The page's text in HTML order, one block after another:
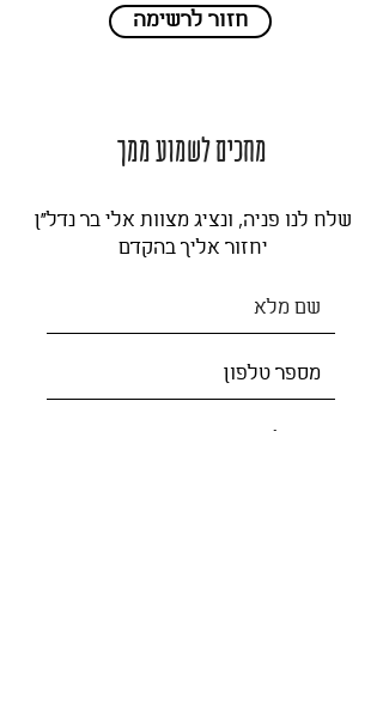
חזור לרשימה
מחכים לשמוע ממך
שלח לנו פניה, ונציג מצוות אלי בר נדל"ן
יחזור אליך בהקדם